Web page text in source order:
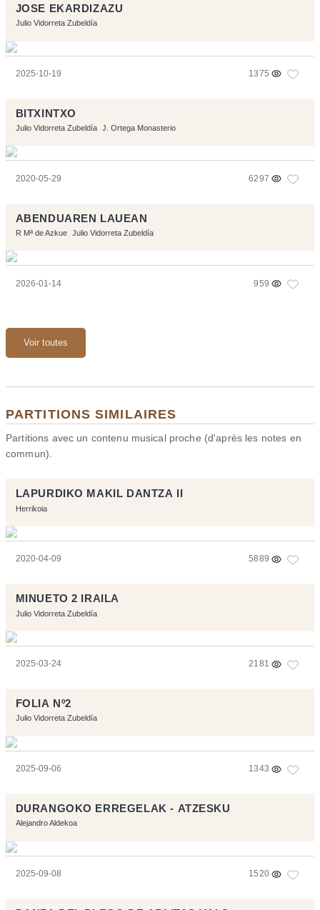
JOSE EKARDIZAZU
Julio Vidorreta Zubeldía
2025-10-19 1375
BITXINTXO
Julio Vidorreta Zubeldía J. Ortega Monasterio
2020-05-29 6297
ABENDUAREN LAUEAN
R Mª de Azkue Julio Vidorreta Zubeldía
2026-01-14 959
Voir toutes
PARTITIONS SIMILAIRES
Partitions avec un contenu musical proche (d'après les notes en
commun).
LAPURDIKO MAKIL DANTZA II
Herrikoia
2020-04-09 5889
MINUETO 2 IRAILA
Julio Vidorreta Zubeldía
2025-03-24 2181
FOLIA Nº2
Julio Vidorreta Zubeldía
2025-09-06 1343
DURANGOKO ERREGELAK - ATZESKU
Alejandro Aldekoa
2025-09-08 1520